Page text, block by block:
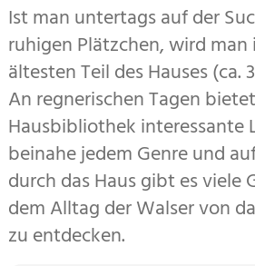
Ist man untertags auf der
ruhigen Plätzchen, wird
ältesten Teil des Hauses
An regnerischen Tagen
Hausbibliothek interessante
beinahe jedem Genre und
durch das Haus gibt es viele
dem Alltag der Walser von
zu entdecken.